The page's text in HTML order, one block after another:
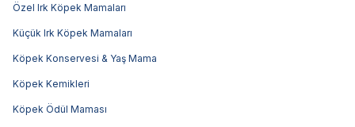
Özel Irk Köpek Mamaları
Küçük Irk Köpek Mamaları
Köpek Konservesi & Yaş Mama
Köpek Kemikleri
Köpek Ödül Maması